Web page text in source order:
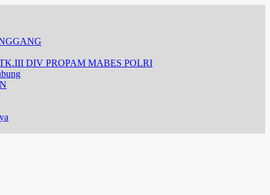
DIV PROPAM MABES POLRI